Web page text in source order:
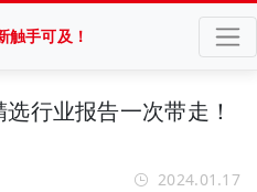
触手可及！
行业报告一次带走！
2024.01.17